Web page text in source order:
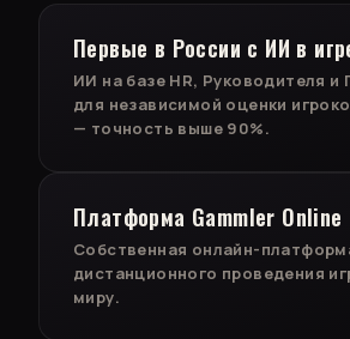
Первые в России с ИИ в
ИИ на базе HR, Руководителя и
для независимой оценки
— точность выше 90%.
Платформа Gammler Online
Собственная онлайн-
дистанционного проведения
миру.